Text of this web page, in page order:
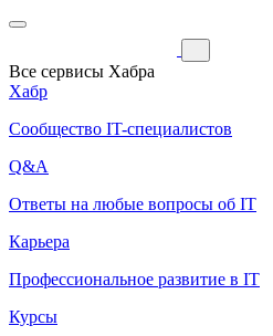
Все сервисы Хабра
Хабр
Сообщество IT-специалистов
Q&A
Ответы на любые вопросы об IT
Карьера
Профессиональное развитие в IT
Курсы